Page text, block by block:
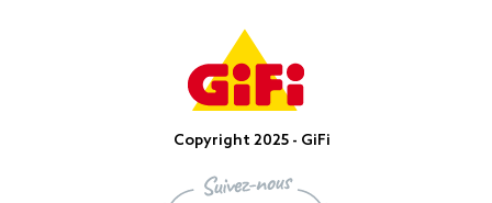
Copyright 2025 - GiFi